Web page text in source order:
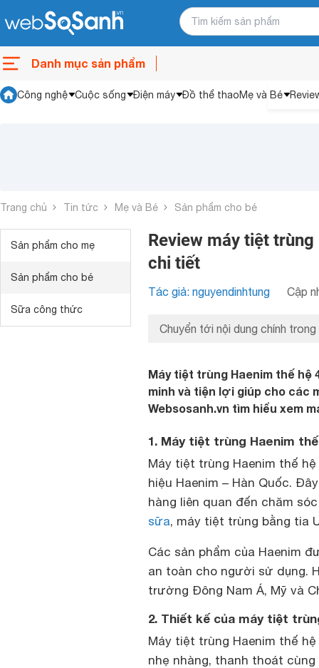
Danh mục sản phẩm
Công nghệ Cuộc sống Điện máy Đồ thể thaoMẹ và Bé
Trang chủ Tin tức Mẹ và Bé Sản phẩm cho bé
Sản phẩm cho mẹ
Sản phẩm cho bé
Sữa công thức
Review máy tiệt
chi tiết
Tác giả: nguyendinhtung Cập
Chuyển tới nội dung chính trong
Máy tiệt trùng Haenim thế hệ
minh và tiện lợi giúp cho các
Websosanh.vn tìm hiểu xem
1. Máy tiệt trùng Haenim
Máy tiệt trùng Haenim thế
hiệu Haenim – Hàn Quốc.
hàng liên quan đến chăm
sữa, máy tiệt trùng bằng tia
Các sản phẩm của Haenim
an toàn cho người sử dụng.
trường Đông Nam Á, Mỹ và
2. Thiết kế của máy tiệt
Máy tiệt trùng Haenim thế
nhẹ nhàng, thanh thoát